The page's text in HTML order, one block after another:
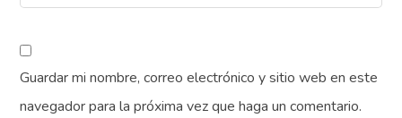
Guardar mi nombre, correo electrónico y sitio web en este
navegador para la próxima vez que haga un comentario.